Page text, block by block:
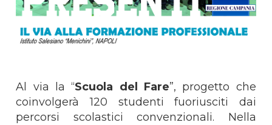
Al via la “Scuola del Fare”, progetto che
coinvolgerà 120 studenti fuoriusciti dai
percorsi scolastici convenzionali. Nella